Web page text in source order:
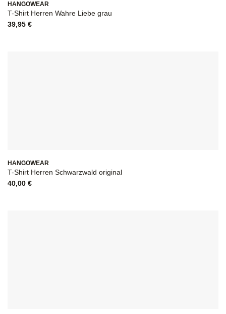
HANGOWEAR
T-Shirt Herren Wahre Liebe grau
39,95 €
HANGOWEAR
T-Shirt Herren Schwarzwald original
40,00 €